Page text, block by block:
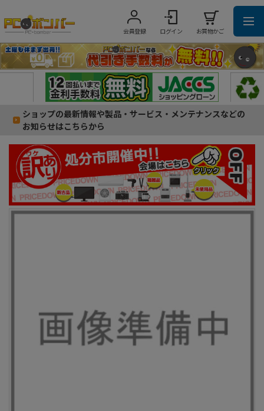
会員登録 ログイン お買物かご
ショップの最新情報や製品・サービス・メンテナンスなどの
お知らせはこちらから